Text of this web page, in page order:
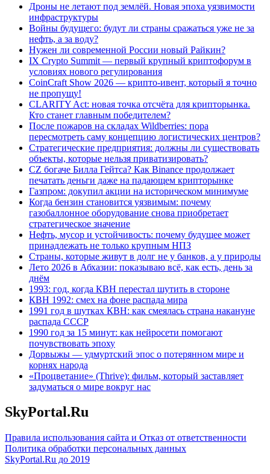
Дроны не летают под землёй. Новая эпоха уязвимости
инфраструктуры
Войны будущего: будут ли страны сражаться уже не за
нефть, а за воду?
Нужен ли современной России новый Райкин?
IX Crypto Summit — первый крупный криптофорум в
условиях нового регулирования
CoinCraft Show 2026 — крипто-ивент, который я точно
не пропущу!
CLARITY Act: новая точка отсчёта для крипторынка.
Кто станет главным победителем?
После пожаров на складах Wildberries: пора
пересмотреть саму концепцию логистических центров?
Стратегические предприятия: должны ли существовать
объекты, которые нельзя приватизировать?
CZ богаче Билла Гейтса? Как Binance продолжает
печатать деньги даже на падающем крипторынке
Газпром: докупил акции на историческом минимуме
Когда бензин становится уязвимым: почему
газобаллонное оборудование снова приобретает
стратегическое значение
Нефть, мусор и устойчивость: почему будущее может
принадлежать не только крупным НПЗ
Страны, которые живут в долг не у банков, а у природы
Лето 2026 в Абхазии: показываю всё, как есть, день за
днём
1993: год, когда КВН перестал шутить в стороне
КВН 1992: смех на фоне распада мира
1991 год в шутках КВН: как смеялась страна накануне
распада СССР
1990 год за 15 минут: как нейросети помогают
почувствовать эпоху
Дорвыжы — удмуртский эпос о потерянном мире и
корнях народа
«Процветание» (Thrive): фильм, который заставляет
задуматься о мире вокруг нас
SkyPortal.Ru
Правила использования сайта и Отказ от ответственности
Политика обработки персональных данных
SkyPortal.Ru до 2019